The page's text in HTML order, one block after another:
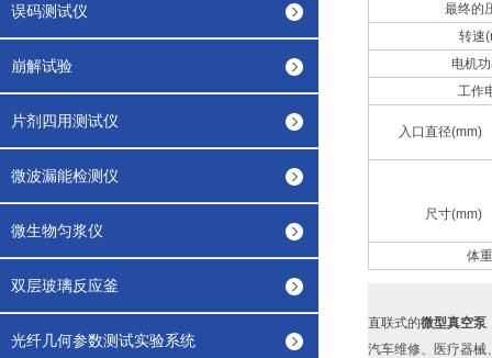
误码测试仪
崩解试验
片剂四用测试仪
微波漏能检测仪
微生物匀浆仪
双层玻璃反应釜
光纤几何参数测试实验系统
最终的
转速
电机
工作
入口直径(mm)
尺寸(mm)
体
直联式的微型真空泵
汽车维修、医疗器